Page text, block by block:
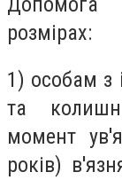
розмірах:
1) особам з
та
момент
років)